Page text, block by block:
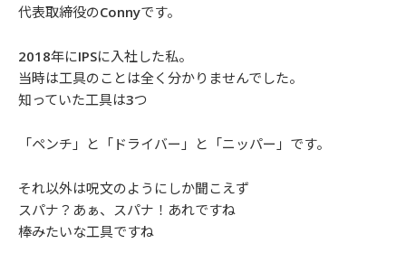
代表取締役のConnyです。
2018年にIPSに入社した私。
当時は工具のことは全く分かりませんでした。
知っていた工具は3つ
「ペンチ」と「ドライバー」と「ニッパー」です。
それ以外は呪文のようにしか聞こえず
スパナ？あぁ、スパナ！あれですね
棒みたいな工具ですね